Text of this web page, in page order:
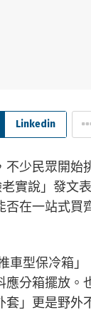
Linkedin
少民眾開始
實說」發文
在一站式買
車型保冷箱
分箱擺放。
」更是野外